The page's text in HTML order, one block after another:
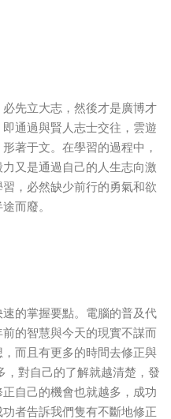
先立大志，然後才是廣博才
通過與賢人志士交往，雲遊
著于文。在學習的過程中，
又是通過自己的人生志向激
，必然缺少前行的勇氣和欲
而廢。
的掌握要點。電腦的普及代
的智慧與今天的現實不謀而
而且有更多的時間去修正與
對自己的了解就越清楚，發
自己的機會也就越多，成功
者告訴我們隻有不斷地修正